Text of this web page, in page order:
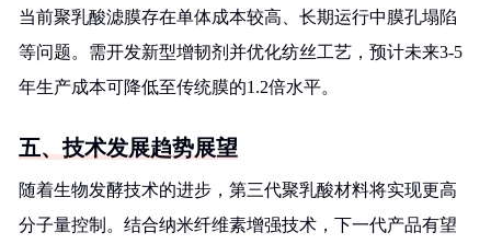
当前聚乳酸滤膜存在单体成本较高、长期运行中膜孔塌陷
等问题。需开发新型增韧剂并优化纺丝工艺，预计未来3-5
年生产成本可降低至传统膜的1.2倍水平。
五、技术发展趋势展望
随着生物发酵技术的进步，第三代聚乳酸材料将实现更高
分子量控制。结合纳米纤维素增强技术，下一代产品有望